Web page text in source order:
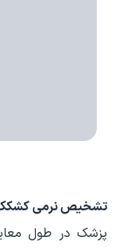
تشخیصنرمی
پزشک در طول